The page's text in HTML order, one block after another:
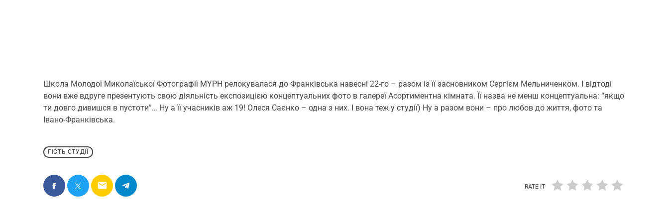
Школа Молодої Миколаїської Фотографії MYPH релокувалася до Франківська навесні 22-го – разом із її засновником Сергієм Мельниченком. І відтоді
вони вже вдруге презентують свою діяльність експозицією концептуальних фото в галереї Асортиментна кімната. Її назва не менш концептуальна: “якщо
ти довго дивишся в пустоти”… Ну а її учасників аж 19! Олеся Саєнко – одна з них. І вона теж у студії) Ну а разом вони – про любов до життя, фото та
Івано-Франківська.
ГІСТЬ СТУДІЇ
email RATE IT